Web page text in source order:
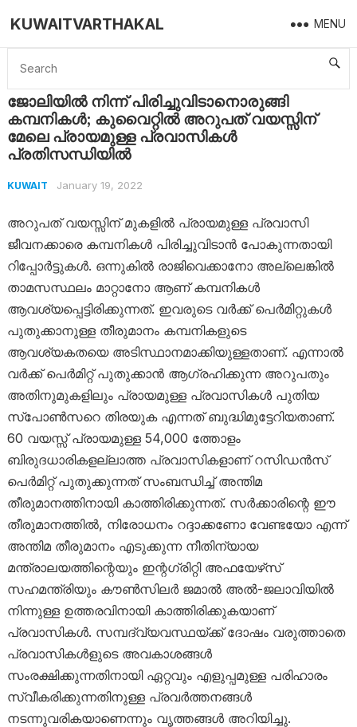
KUWAITVARTHAKAL MENU
Home Kuwait ജോലിയിൽ നിന്ന് പിരിച്ചുവിടാനൊരുങ്ങി കമ്പനികൾ; കുവൈറ്റിൽ അറുപത് വയസ്സിന് മേലെ പ്രായമുള്ള പ്രവാസികൾ പ്രതിസന്ധിയിൽ
ജോലിയിൽ നിന്ന് പിരിച്ചുവിടാനൊരുങ്ങി
കമ്പനികൾ; കുവൈറ്റിൽ അറുപത് വയസ്സിന്
മേലെ പ്രായമുള്ള പ്രവാസികൾ
പ്രതിസന്ധിയിൽ
KUWAIT January 19, 2022
അറുപത് വയസ്സിന് മുകളിൽ പ്രായമുള്ള പ്രവാസി
ജീവനക്കാരെ കമ്പനികൾ പിരിച്ചുവിടാൻ പോകുന്നതായി
റിപ്പോർട്ടുകൾ. ഒന്നുകിൽ രാജിവെക്കാനോ അല്ലെങ്കിൽ
താമസസ്ഥലം മാറ്റാനോ ആണ് കമ്പനികൾ
ആവശ്യപ്പെട്ടിരിക്കുന്നത്. ഇവരുടെ വർക്ക് പെർമിറ്റുകൾ
പുതുക്കാനുള്ള തീരുമാനം കമ്പനികളുടെ
ആവശ്യകതയെ അടിസ്ഥാനമാക്കിയുള്ളതാണ്. എന്നാൽ
വർക്ക് പെർമിറ്റ് പുതുക്കാൻ ആഗ്രഹിക്കുന്ന അറുപതും
അതിനുമുകളിലും പ്രായമുള്ള പ്രവാസികൾ പുതിയ
സ്പോൺസറെ തിരയുക എന്നത് ബുദ്ധിമുട്ടേറിയതാണ്.
60 വയസ്സ് പ്രായമുള്ള 54,000 ത്തോളം
ബിരുദധാരികളല്ലാത്ത പ്രവാസികളാണ് റസിഡൻസ്
പെർമിറ്റ് പുതുക്കുന്നത് സംബന്ധിച്ച് അന്തിമ
തീരുമാനത്തിനായി കാത്തിരിക്കുന്നത്. സർക്കാരിന്റെ ഈ
തീരുമാനത്തിൽ, നിരോധനം റദ്ദാക്കണോ വേണ്ടയോ എന്ന്
അന്തിമ തീരുമാനം എടുക്കുന്ന നീതിന്യായ
മന്ത്രാലയത്തിന്റെയും ഇന്റഗ്രിറ്റി അഫയേഴ്‌സ്
സഹമന്ത്രിയും കൗൺസിലർ ജമാൽ അൽ-ജലാവിയിൽ
നിന്നുള്ള ഉത്തരവിനായി കാത്തിരിക്കുകയാണ്
പ്രവാസികൾ. സമ്പദ്‌വ്യവസ്ഥയ്ക്ക് ദോഷം വരുത്താതെ
പ്രവാസികൾളുടെ അവകാശങ്ങൾ
സംരക്ഷിക്കുന്നതിനായി ഏറ്റവും എളുപ്പമുള്ള പരിഹാരം
സ്വീകരിക്കുന്നതിനുള്ള പ്രവർത്തനങ്ങൾ
നടന്നുവരികയാണെന്നും വൃത്തങ്ങൾ അറിയിച്ചു.